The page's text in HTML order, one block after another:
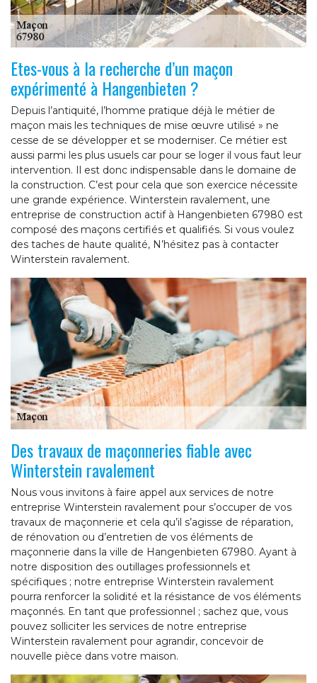
Etes-vous à la recherche d’un maçon
expérimenté à Hangenbieten ?
Depuis l’antiquité, l’homme pratique déjà le métier de
maçon mais les techniques de mise œuvre utilisé » ne
cesse de se développer et se moderniser. Ce métier est
aussi parmi les plus usuels car pour se loger il vous faut leur
intervention. Il est donc indispensable dans le domaine de
la construction. C’est pour cela que son exercice nécessite
une grande expérience. Winterstein ravalement, une
entreprise de construction actif à Hangenbieten 67980 est
composé des maçons certifiés et qualifiés. Si vous voulez
des taches de haute qualité, N’hésitez pas à contacter
Winterstein ravalement.
Des travaux de maçonneries fiable avec
Winterstein ravalement
Nous vous invitons à faire appel aux services de notre
entreprise Winterstein ravalement pour s’occuper de vos
travaux de maçonnerie et cela qu’il s’agisse de réparation,
de rénovation ou d’entretien de vos éléments de
maçonnerie dans la ville de Hangenbieten 67980. Ayant à
notre disposition des outillages professionnels et
spécifiques ; notre entreprise Winterstein ravalement
pourra renforcer la solidité et la résistance de vos éléments
maçonnés. En tant que professionnel ; sachez que, vous
pouvez solliciter les services de notre entreprise
Winterstein ravalement pour agrandir, concevoir de
nouvelle pièce dans votre maison.